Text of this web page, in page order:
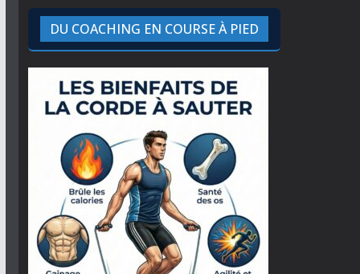
DU COACHING EN COURSE À PIED